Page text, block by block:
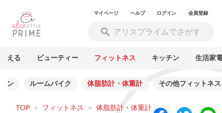
マイページ ヘルプ ログイン 会員登録
える ビューティー フィットネス キッチン 生活家
ン ルームバイク 体脂肪計・体重計 その他フィットネ
TOP > フィットネス > 体脂肪計・体重計